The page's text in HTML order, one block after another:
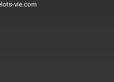
vie.com